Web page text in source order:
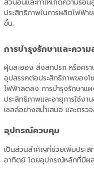
ส่วนอื่นและทำให้เกิดความร้
ประสิทธิภาพในการผลิตไฟฟ้า
ขึ้น.
การบำรุงรักษาและความ
ฝุ่นละออง สิ่งสกปรก หรือครา
อุปสรรคต่อประสิทธิภาพของโ
ไฟฟ้าลดลง การบำรุงรักษาแ
ประสิทธิภาพและอายุการใช้งา
เซลล์อย่างสม่ำเสมอ และตรว
อุปกรณ์ควบคุม
เป็นส่วนสำคัญที่ช่วยเพิ่มประสิ
อาทิตย์ โดยอุปกรณ์หลักที่มีผ